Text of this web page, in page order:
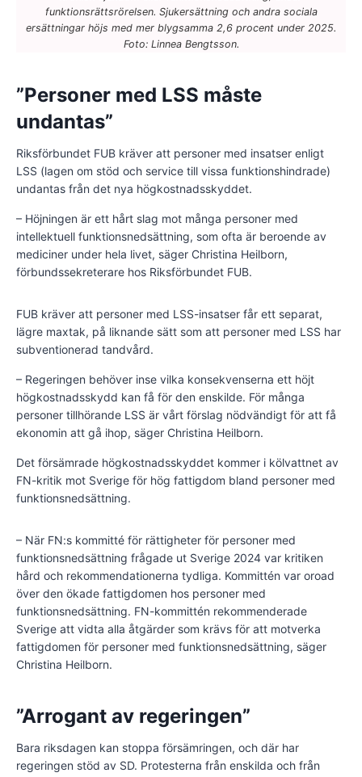
funktionsrättsrörelsen. Sjukersättning och andra sociala
ersättningar höjs med mer blygsamma 2,6 procent under 2025.
Foto: Linnea Bengtsson.
”Personer med LSS måste
undantas”
Riksförbundet FUB kräver att personer med insatser enligt
LSS (lagen om stöd och service till vissa funktionshindrade)
undantas från det nya högkostnadsskyddet.
– Höjningen är ett hårt slag mot många personer med
intellektuell funktionsnedsättning, som ofta är beroende av
mediciner under hela livet, säger Christina Heilborn,
förbundssekreterare hos Riksförbundet FUB.
FUB kräver att personer med LSS-insatser får ett separat,
lägre maxtak, på liknande sätt som att personer med LSS har
subventionerad tandvård.
– Regeringen behöver inse vilka konsekvenserna ett höjt
högkostnadsskydd kan få för den enskilde. För många
personer tillhörande LSS är vårt förslag nödvändigt för att få
ekonomin att gå ihop, säger Christina Heilborn.
Det försämrade högkostnadsskyddet kommer i kölvattnet av
FN-kritik mot Sverige för hög fattigdom bland personer med
funktionsnedsättning.
– När FN:s kommitté för rättigheter för personer med
funktionsnedsättning frågade ut Sverige 2024 var kritiken
hård och rekommendationerna tydliga. Kommittén var oroad
över den ökade fattigdomen hos personer med
funktionsnedsättning. FN-kommittén rekommenderade
Sverige att vidta alla åtgärder som krävs för att motverka
fattigdomen för personer med funktionsnedsättning, säger
Christina Heilborn.
”Arrogant av regeringen”
Bara riksdagen kan stoppa försämringen, och där har
regeringen stöd av SD. Protesterna från enskilda och från